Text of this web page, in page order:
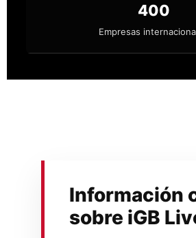
400
Empresas
Información
sobre iGB